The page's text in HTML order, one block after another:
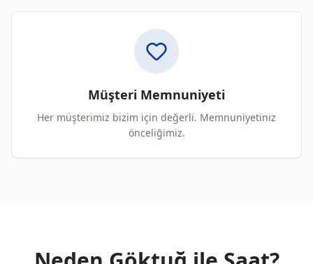
Müşteri Memnuniyeti
Her müşterimiz bizim için değerli. Memnuniyetiniz
önceliğimiz.